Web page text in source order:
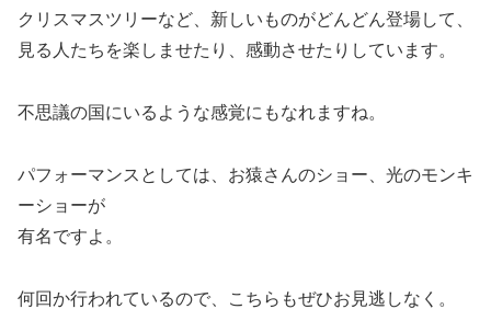
クリスマスツリーなど、新しいものがどんどん登場して、
見る人たちを楽しませたり、感動させたりしています。
不思議の国にいるような感覚にもなれますね。
パフォーマンスとしては、お猿さんのショー、光のモンキ
ーショーが
有名ですよ。
何回か行われているので、こちらもぜひお見逃しなく。